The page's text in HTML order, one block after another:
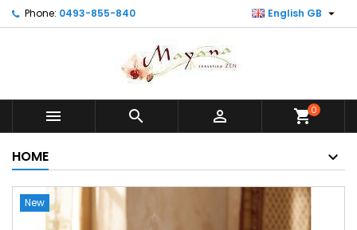
Phone: 0493-855-840 English GB 
   shopping_cart0
HOME
New